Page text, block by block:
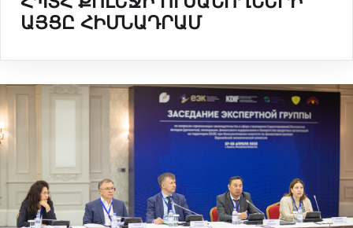
ԱՅՑԸ ՀԻՄՆԱԴՐԱՄ